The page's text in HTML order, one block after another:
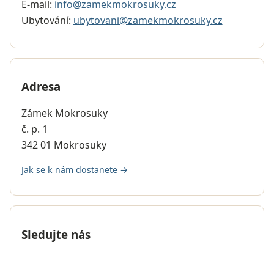
E-mail: info@zamekmokrosuky.cz
Ubytování: ubytovani@zamekmokrosuky.cz
Adresa
Zámek Mokrosuky
č. p. 1
342 01 Mokrosuky
Jak se k nám dostanete →
Sledujte nás